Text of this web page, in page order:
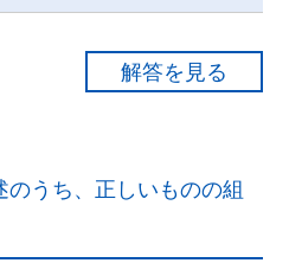
うち、正しいものの組